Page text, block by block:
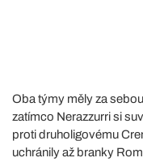
Oba týmy měly za
zatímco Nerazzurri si
proti druholigovému
uchránily až branky